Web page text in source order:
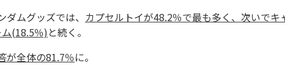
ムグッズでは、 カプセルトイが48.2％で最も多く、次いで
(18.5％)と続く。
が全体の81.7％に。